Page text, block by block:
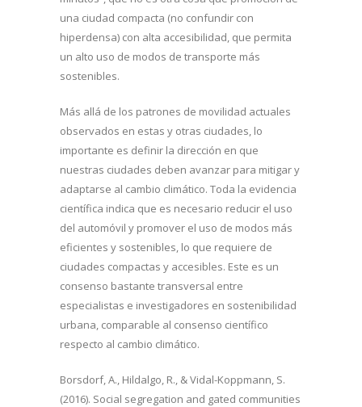
una ciudad compacta (no confundir con
hiperdensa) con alta accesibilidad, que permita
un alto uso de modos de transporte más
sostenibles.
Más allá de los patrones de movilidad actuales
observados en estas y otras ciudades, lo
importante es definir la dirección en que
nuestras ciudades deben avanzar para mitigar y
adaptarse al cambio climático. Toda la evidencia
científica indica que es necesario reducir el uso
del automóvil y promover el uso de modos más
eficientes y sostenibles, lo que requiere de
ciudades compactas y accesibles. Este es un
consenso bastante transversal entre
especialistas e investigadores en sostenibilidad
urbana, comparable al consenso científico
respecto al cambio climático.
Borsdorf, A., Hildalgo, R., & Vidal-Koppmann, S.
(2016). Social segregation and gated communities